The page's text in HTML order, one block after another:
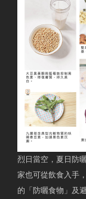
烈日當空，夏日防
家也可從飲食入手
的「防曬食物」及